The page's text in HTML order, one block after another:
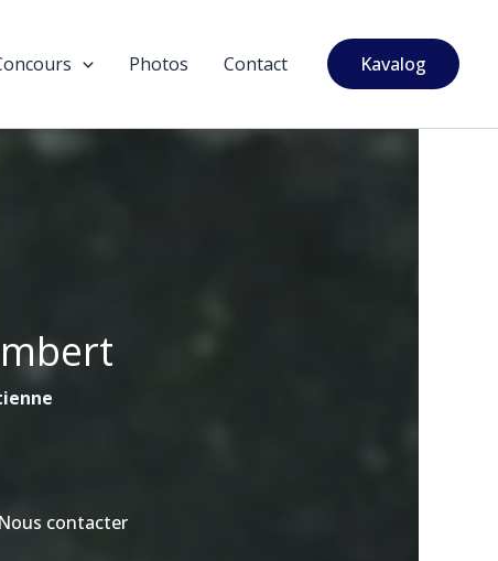
Photos Contact Kavalog
Nous contacter